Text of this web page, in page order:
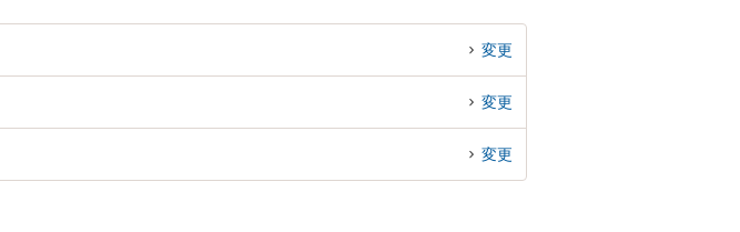
変更
変更
変更